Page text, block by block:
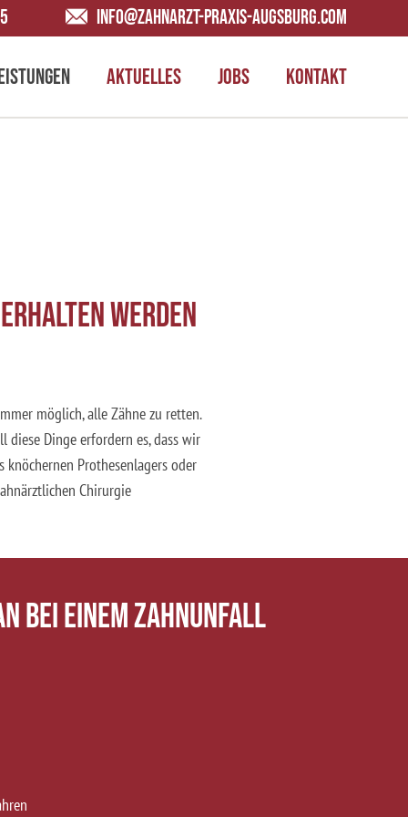
INFO@ZAHNARZT-PRAXIS-AUGSBURG.COM
AKTUELLES JOBS KONTAKT
werden
möglich, alle Zähne zu retten.
diese Dinge erfordern es, dass wir
knöchernen Prothesenlagers oder
Chirurgie
bei einem Zahnunfall